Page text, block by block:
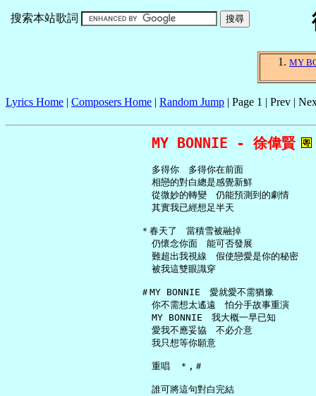
搜索本站歌詞
MY
Lyrics Home | Composers Home | Random Jump | Page 1 | Prev |
MY BONNIE - 徐偉賢
     多得你　多得你在前面
     相戀的對白總是感覺新鮮
     從微妙的轉變　仍能預測到的劇情
     其實我已經想足半天
   ＊春天了　當積雪被融掉
     仍懷念你面　能可否發展
     難超出我視線　假使戀愛是你的秘密
     被我這雙眼識穿
   ＃MY BONNIE　愛就愛不需猶豫
     你不需想太遙遠　怕分手故事重演
     MY BONNIE　我大概一早已知
     愛我不應妥協　不必介意
     我只想等你願意
     重唱　＊,＃
     誰可將這句對白完結